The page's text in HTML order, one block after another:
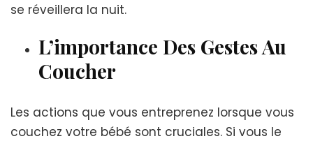
se réveillera la nuit.
L’importance Des Gestes Au
Coucher
Les actions que vous entreprenez lorsque vous
couchez votre bébé sont cruciales. Si vous le